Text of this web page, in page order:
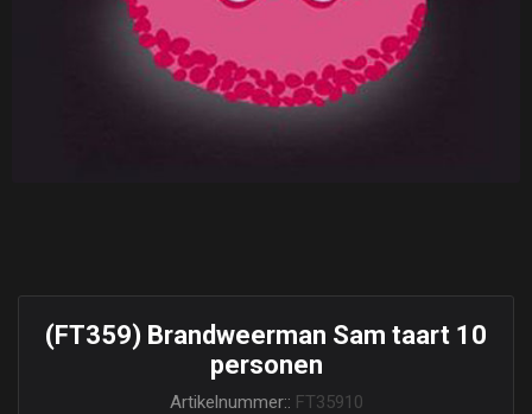
(FT359) Brandweerman Sam taart 10
personen
Artikelnummer:: FT35910